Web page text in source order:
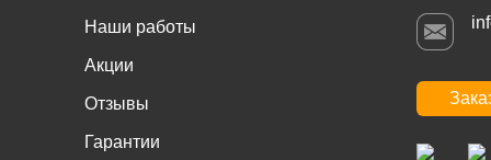
Наши работы
Акции
Отзывы
Гарантии